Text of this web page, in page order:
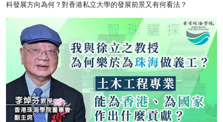
科發展方向為何？對香港私立大學的發展前景又有何看法？